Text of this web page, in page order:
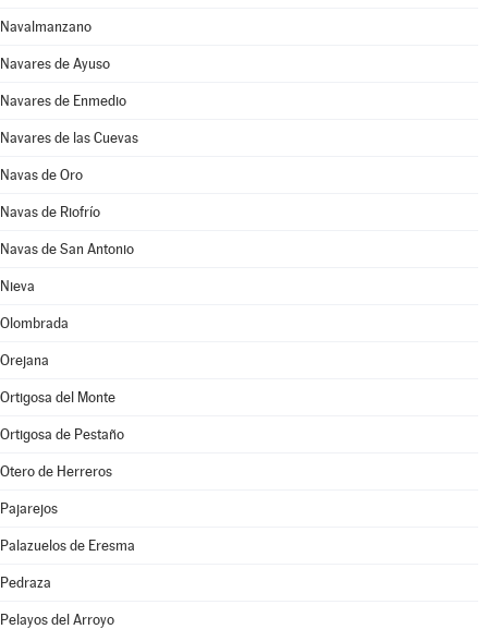
Navalmanzano
Navares de Ayuso
Navares de Enmedio
Navares de las Cuevas
Navas de Oro
Navas de Riofrío
Navas de San Antonio
Nieva
Olombrada
Orejana
Ortigosa del Monte
Ortigosa de Pestaño
Otero de Herreros
Pajarejos
Palazuelos de Eresma
Pedraza
Pelayos del Arroyo